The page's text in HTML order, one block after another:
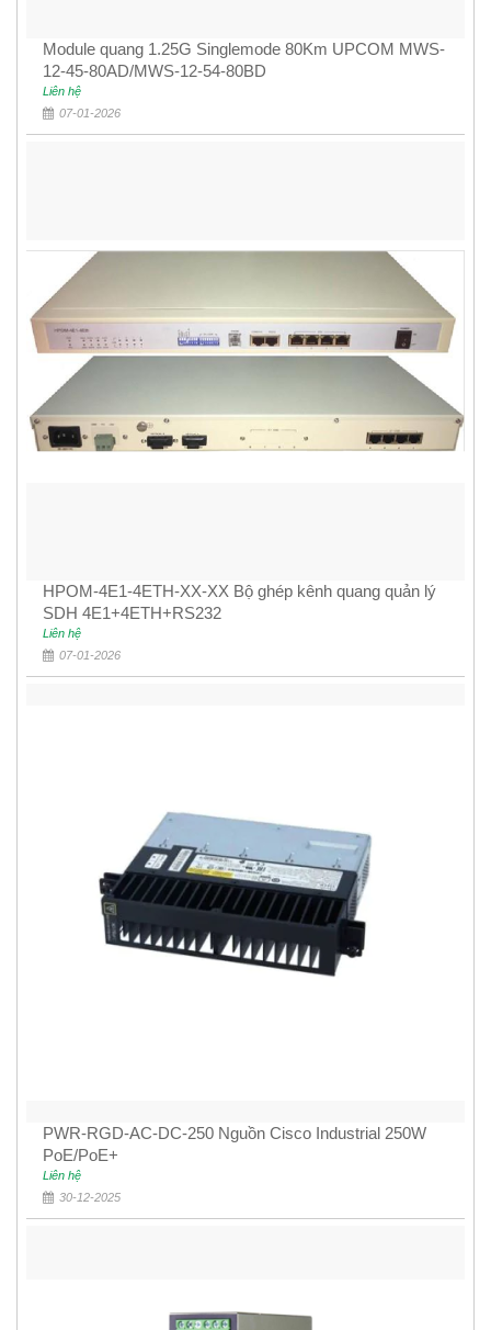
Module quang 1.25G Singlemode 80Km UPCOM MWS-
12-45-80AD/MWS-12-54-80BD
Liên hệ
07-01-2026
HPOM-4E1-4ETH-XX-XX Bộ ghép kênh quang quản lý
SDH 4E1+4ETH+RS232
Liên hệ
07-01-2026
PWR-RGD-AC-DC-250 Nguồn Cisco Industrial 250W
PoE/PoE+
Liên hệ
30-12-2025